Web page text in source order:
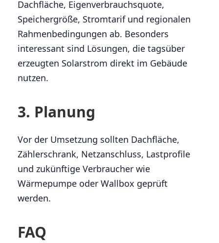
Dachfläche, Eigenverbrauchsquote,
Speichergröße, Stromtarif und regionalen
Rahmenbedingungen ab. Besonders
interessant sind Lösungen, die tagsüber
erzeugten Solarstrom direkt im Gebäude
nutzen.
3. Planung
Vor der Umsetzung sollten Dachfläche,
Zählerschrank, Netzanschluss, Lastprofile
und zukünftige Verbraucher wie
Wärmepumpe oder Wallbox geprüft
werden.
FAQ